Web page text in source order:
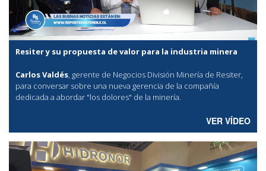
Resiter y su propuesta de valor para la industria minera
Carlos Valdés, gerente de Negocios División Minería de Resiter,
para conversar sobre una nueva gerencia de la compañía
dedicada a abordar "los dolores" de la minería.
VER VÍDEO